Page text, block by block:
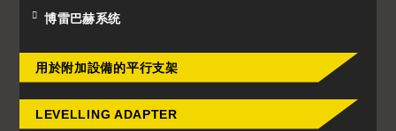
博雷巴赫系统
用於附加設備的平行支架
LEVELLING ADAPTER